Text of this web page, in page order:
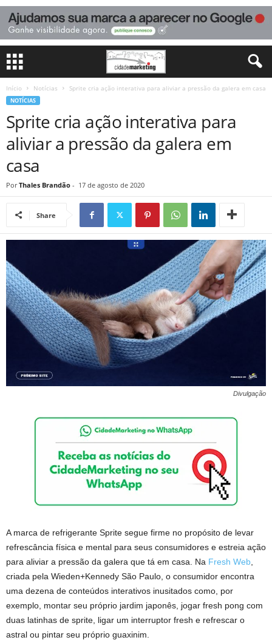
Início Notícias Sprite cria ação interativa para aliviar a pressão da galera em casa
NOTÍCIAS
Sprite cria ação interativa para
aliviar a pressão da galera em
casa
Por Thales Brandão - 17 de agosto de 2020
Share
Divulgação
A marca de refrigerante Sprite segue firme no propósito de levar
refrescância física e mental para seus consumidores e estreia ação
para aliviar a pressão da galera que tá em casa. Na Fresh Web
criada pela Wieden+Kennedy São Paulo, o consumidor encontra
uma dezena de conteúdos interativos inusitados como, por
exemplo, montar seu próprio jardim japonês, jogar fresh pong com
duas latinhas de sprite, ligar um interruptor fresh e refrescar o
astral ou pintar seu próprio guaxinim.